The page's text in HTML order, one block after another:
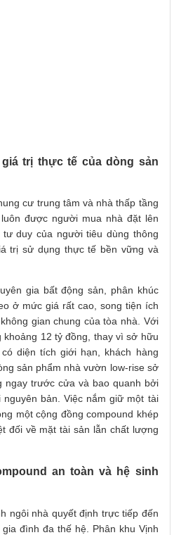
trị thực tế của dòng sản
cư trung tâm và nhà thấp tầng
được người mua nhà đặt lên
duy của người tiêu dùng thông
trị sử dụng thực tế bền vững và
gia bất động sản, phân khúc
ở mức giá rất cao, song tiện ích
gian chung của tòa nhà. Với
12 tỷ đồng, thay vì sở hữu
diện tích giới hạn, khách hàng
sản phẩm nhà vườn low-rise sở
ngay trước cửa và bao quanh bởi
bản. Việc nắm giữ một tài
một cộng đồng compound khép
đối về mặt tài sản lẫn chất lượng
an toàn và hệ sinh
ngôi nhà quyết định trực tiếp đến
đình đa thế hệ. Phân khu Vịnh